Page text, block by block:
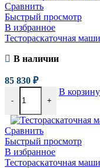
Сравнить
Быстрый просмотр
В избранное
Тестораскаточная
В наличии
85 830 ₽
- +
В корзину
Сравнить
Быстрый просмотр
В избранное
Тестораскаточная